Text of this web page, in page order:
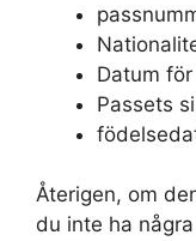
Datum
Passets
Återigen, om
du inte ha